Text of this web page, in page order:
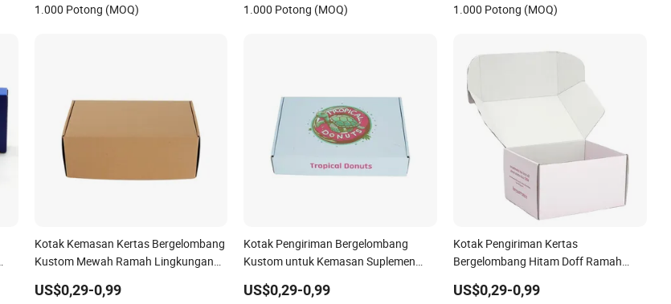
1.000 Potong (MOQ) 1.000 Potong (MOQ) 1.000 Potong (MOQ)
Kotak Kemasan Kertas Bergelombang
Kustom Mewah Ramah Lingkungan
US$0,29-0,99
Kotak Pengiriman Bergelombang
Kustom untuk Kemasan Suplemen
US$0,29-0,99
Kotak Pengiriman Kertas
Bergelombang Hitam Doff Ramah
US$0,29-0,99